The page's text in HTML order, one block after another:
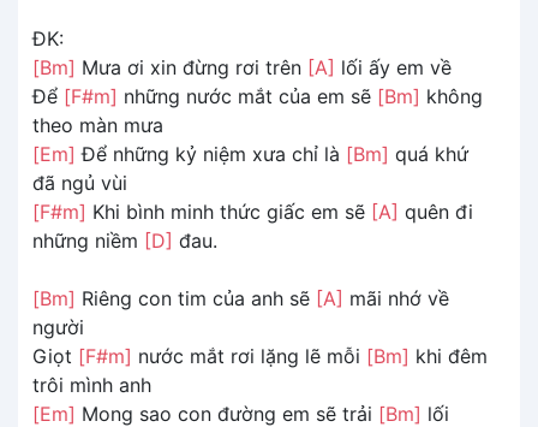
ĐK:
[Bm] Mưa ơi xin đừng rơi trên [A] lối ấy em về
Để [F#m] những nước mắt của em sẽ [Bm] không
theo màn mưa
[Em] Để những kỷ niệm xưa chỉ là [Bm] quá khứ
đã ngủ vùi
[F#m] Khi bình minh thức giấc em sẽ [A] quên đi
những niềm [D] đau.
[Bm] Riêng con tim của anh sẽ [A] mãi nhớ về
người
Giọt [F#m] nước mắt rơi lặng lẽ mỗi [Bm] khi đêm
trôi mình anh
[Em] Mong sao con đường em sẽ trải [Bm] lối